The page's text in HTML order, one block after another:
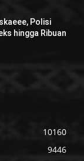
Polisi
hingga Ribuan
10160
9446